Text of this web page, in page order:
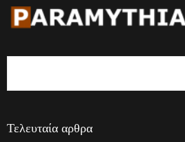
Τελευταία αρθρα